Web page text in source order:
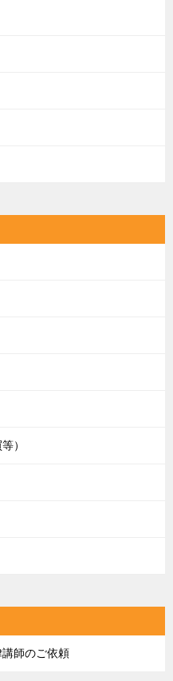
）
師のご依頼